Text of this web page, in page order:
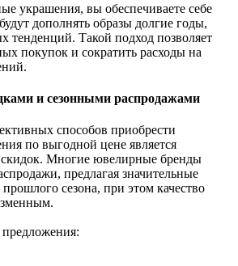
украшения, вы обеспечиваете себе
дополнять образы долгие годы,
тенденций. Такой подход позволяет
покупок и сократить расходы на
и сезонными распродажами
способов приобрести
по выгодной цене является
Многие ювелирные бренды
предлагая значительные
сезона, при этом качество